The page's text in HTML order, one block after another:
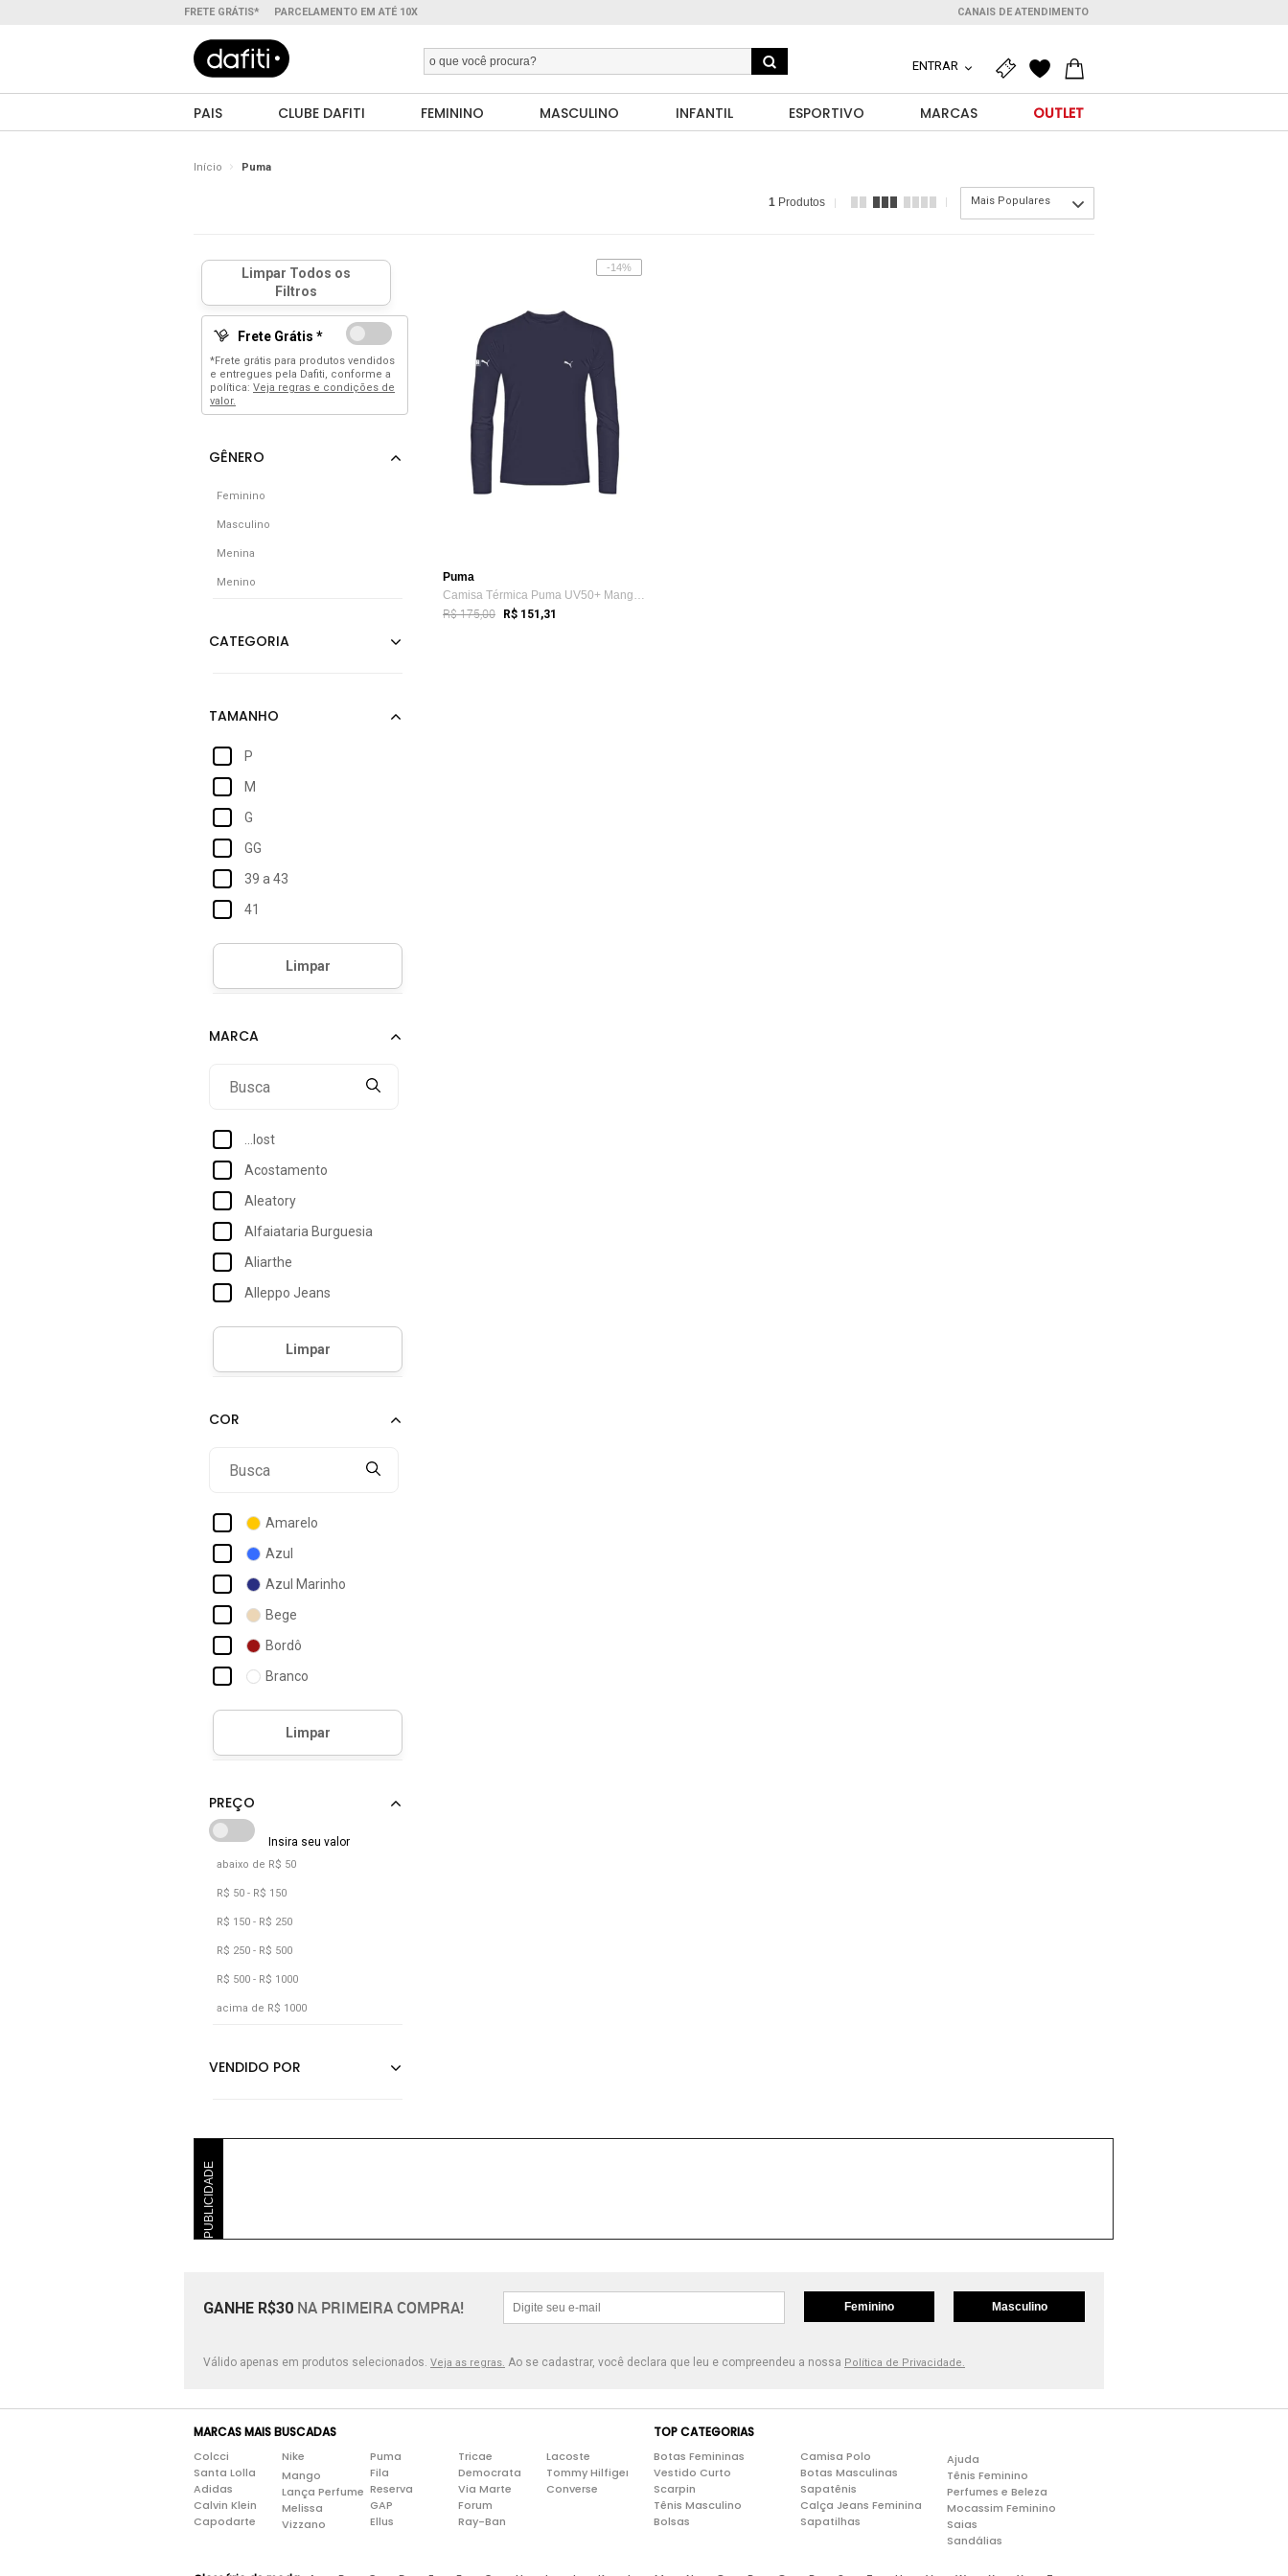
FRETE GRÁTIS* PARCELAMENTO EM ATÉ 10X CANAIS DE ATENDIMENTO
ENTRAR
PAIS CLUBE DAFITI FEMININO MASCULINO INFANTIL ESPORTIVO MARCAS OUTLET
Início Puma
1 Produtos Mais Populares
Frete Grátis *
*Frete grátis para produtos vendidos
e entregues pela Dafiti, conforme a
política: Veja regras e condições de
valor.
Feminino
Masculino
Menina
Menino
P
M
G
GG
39 a 43
41
42
...lost
Acostamento
Aleatory
Alfaiataria Burguesia
Aliarthe
Alleppo Jeans
Alto Conceito
Aramis
Broken Rules
Amarelo
Azul
Azul Marinho
Bege
Bordô
Branco
Cinza
Dourado
Marrom
Nude
Off-white
Preto
Rosa
Roxo
Vermelho
abaixo de R$ 50
R$ 50 - R$ 150
R$ 150 - R$ 250
R$ 250 - R$ 500
R$ 500 - R$ 1000
acima de R$ 1000
-14%
Puma
Camisa Térmica Puma UV50+ Manga Longa Ma...
R$ 175,00 R$ 151,31
PUBLICIDADE
GANHE R$30 NA PRIMEIRA COMPRA! Feminino Masculino
Válido apenas em produtos selecionados. Veja as regras. Ao se cadastrar, você declara que leu e compreendeu a nossa Política de Privacidade.
MARCAS MAIS BUSCADAS
Colcci
Santa Lolla
Adidas
Calvin Klein
Capodarte
Nike
Mango
Lança Perfume
Melissa
Vizzano
Puma
Fila
Reserva
GAP
Ellus
Tricae
Democrata
Via Marte
Forum
Ray-Ban
Lacoste
Tommy Hilfiger
Converse
TOP CATEGORIAS
Botas Femininas
Vestido Curto
Scarpin
Tênis Masculino
Bolsas
Camisa Polo
Botas Masculinas
Sapatênis
Calça Jeans Feminina
Sapatilhas
Ajuda
Tênis Feminino
Perfumes e Beleza
Mocassim Feminino
Saias
Sandálias